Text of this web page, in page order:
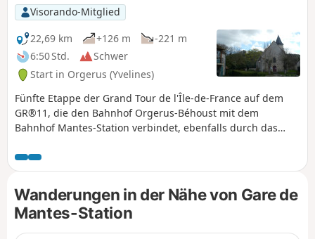
Regionalen Naturparks Vexin Français, wobei sie in kurzer
Zeit von einem der tiefsten Punkte der Region (die
Überquerung der Seine, ~18 m) zu einem der höchsten
Punkte (der Buchenwald in Villiers-en-Arthies, 205 m).Das
französische Vexin mit seinen geschützten Agrar- und
Waldlandschaften ist eine wunderschöne Region, in der
man sehr angenehm wandern kann.
Visorando-Mitglied
22,69 km
+126 m
-221 m
6:50 Std.
Schwer
Start in Orgerus (Yvelines)
Fünfte Etappe der Grand Tour de l'Île-de-France auf dem
GR®11, die den Bahnhof Orgerus-Béhoust mit dem
Bahnhof Mantes-Station verbindet, ebenfalls durch das
Richtung Norden, die das Seine-Tal in Mantes-la-Jolie
erreicht, indem sie die Täler des Flusses Flexanville und
dann des Vaucouleurs hinunterführt. Die Route verläuft
sowohl auf Wegen im Talgrund als auch auf Wegen auf den
angrenzenden Hochebenen.
Wanderungen in der Nähe von Gare de
Mantes-Station